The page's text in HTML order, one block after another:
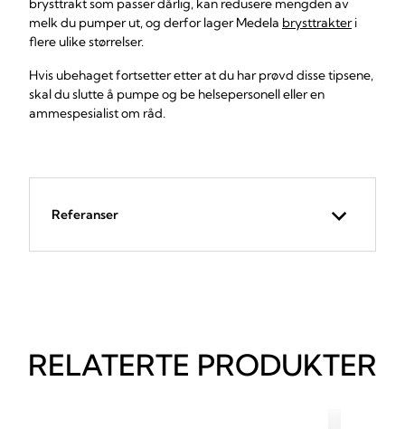
brysttrakt som passer dårlig, kan redusere mengden av
melk du pumper ut, og derfor lager Medela brysttrakteri
flere ulike størrelser.
Hvis ubehaget fortsetter etter at du har prøvd disse tipsene,
skal du slutte å pumpe og be helsepersonell eller en
ammespesialist om råd.
Referanser
RELATERTE PRODUKTER